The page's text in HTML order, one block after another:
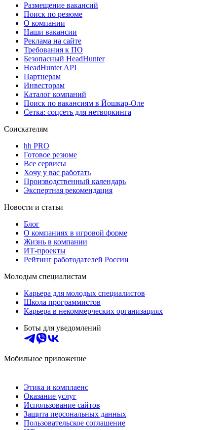
Размещение вакансий
Поиск по резюме
О компании
Наши вакансии
Реклама на сайте
Требования к ПО
Безопасный HeadHunter
HeadHunter API
Партнерам
Инвесторам
Каталог компаний
Поиск по вакансиям в Йошкар-Оле
Сетка: соцсеть для нетворкинга
Соискателям
hh PRO
Готовое резюме
Все сервисы
Хочу у вас работать
Производственный календарь
Экспертная рекомендация
Новости и статьи
Блог
О компаниях в игровой форме
Жизнь в компании
ИТ-проекты
Рейтинг работодателей России
Молодым специалистам
Карьера для молодых специалистов
Школа программистов
Карьера в некоммерческих организациях
Боты для уведомлений
Мобильное приложение
Этика и комплаенс
Оказание услуг
Использование сайтов
Защита персональных данных
Пользовательское соглашение